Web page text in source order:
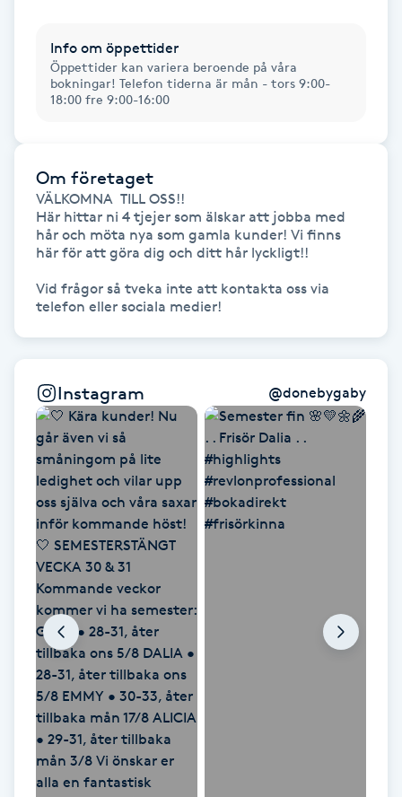
Hudvård
Hyaluronsyra
Hyperhidros
Hypnos
Hårborttagning
Hårbottenbehandling
Hårförlängning
Hårvård
Hälsa
Hälsprickor
Idrottsmassage
IPL hårborttagning
IR-massage
Info om öppettider
Öppettider kan variera beroende på våra
bokningar! Telefon tiderna är mån - tors 9:00-
18:00 fre 9:00-16:00
Om företaget
VÄLKOMNA  TILL OSS!!
Här hittar ni 4 tjejer som älskar att jobba med
hår och möta nya som gamla kunder! Vi finns
här för att göra dig och ditt hår lyckligt!!
Vid frågor så tveka inte att kontakta oss via
telefon eller sociala medier!
Instagram @donebygaby